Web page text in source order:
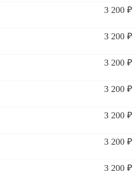
3 200 ₽
3 200 ₽
3 200 ₽
3 200 ₽
3 200 ₽
3 200 ₽
3 200 ₽